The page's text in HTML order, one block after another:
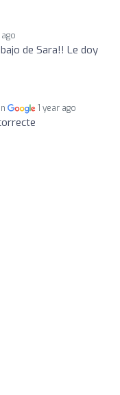
ago
de Sara!! Le doy
1 year ago